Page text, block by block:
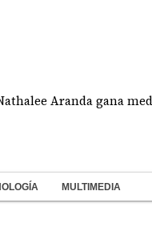
Aranda gana medalla
MULTIMEDIA